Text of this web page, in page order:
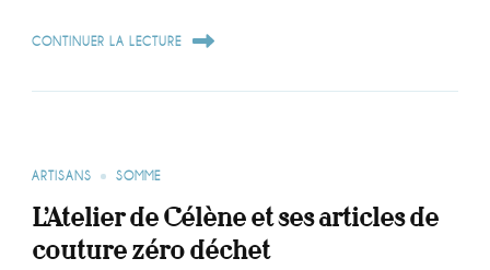
CONTINUER LA LECTURE
ARTISANS SOMME
L’Atelier de Célène et ses articles de
couture zéro déchet